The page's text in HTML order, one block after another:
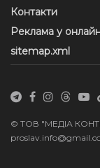
Контакти
Реклама у
sitemap.xml
© ТОВ "МЕДІА